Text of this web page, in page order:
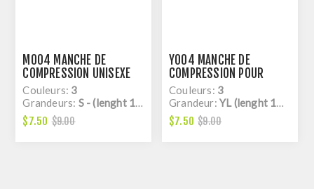
M004 MANCHE DE
COMPRESSION UNISEXE
Couleurs: 3
Grandeurs: S - (lenght 15'' 1/2) à L - (lenght 17'')
$7.50 $9.00
Y004 MANCHE DE
COMPRESSION POUR
ENFANT
Couleurs: 3
Grandeur:YL (lenght 14'' 3/4)
$7.50 $9.00